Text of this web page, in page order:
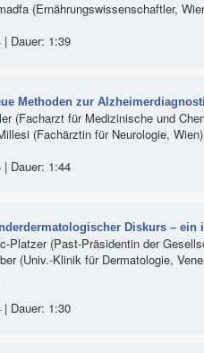
(Ernährungswissenschaftler,
| Dauer: 1:39
Methoden zur
(Facharzt für Medizinische und
(Fachärztin für Neurologie, Wien)
| Dauer: 1:44
Diskurs –
Platzer (Past-Präsidentin der
(Univ.-Klinik für Dermatologie,
| Dauer: 1:30